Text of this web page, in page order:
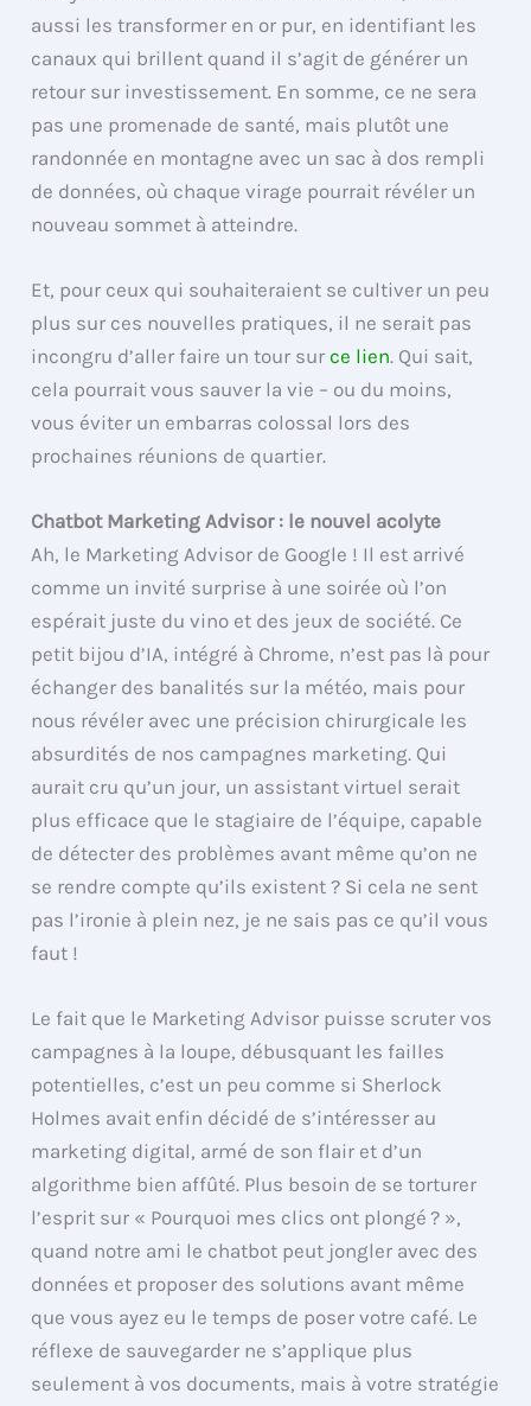
aussi les transformer en or pur, en identifiant les
canaux qui brillent quand il s’agit de générer un
retour sur investissement. En somme, ce ne sera
pas une promenade de santé, mais plutôt une
randonnée en montagne avec un sac à dos rempli
de données, où chaque virage pourrait révéler un
nouveau sommet à atteindre.
Et, pour ceux qui souhaiteraient se cultiver un peu
plus sur ces nouvelles pratiques, il ne serait pas
incongru d’aller faire un tour surce lien. Qui sait,
cela pourrait vous sauver la vie – ou du moins,
vous éviter un embarras colossal lors des
prochaines réunions de quartier.
Chatbot Marketing Advisor : le nouvel acolyte
Ah, le Marketing Advisor de Google ! Il est arrivé
comme un invité surprise à une soirée où l’on
espérait juste du vino et des jeux de société. Ce
petit bijou d’IA, intégré à Chrome, n’est pas là pour
échanger des banalités sur la météo, mais pour
nous révéler avec une précision chirurgicale les
absurdités de nos campagnes marketing. Qui
aurait cru qu’un jour, un assistant virtuel serait
plus efficace que le stagiaire de l’équipe, capable
de détecter des problèmes avant même qu’on ne
se rendre compte qu’ils existent ? Si cela ne sent
pas l’ironie à plein nez, je ne sais pas ce qu’il vous
faut !
Le fait que le Marketing Advisor puisse scruter vos
campagnes à la loupe, débusquant les failles
potentielles, c’est un peu comme si Sherlock
Holmes avait enfin décidé de s’intéresser au
marketing digital, armé de son flair et d’un
algorithme bien affûté. Plus besoin de se torturer
l’esprit sur « Pourquoi mes clics ont plongé ? »,
quand notre ami le chatbot peut jongler avec des
données et proposer des solutions avant même
que vous ayez eu le temps de poser votre café. Le
réflexe de sauvegarder ne s’applique plus
seulement à vos documents, mais à votre stratégie